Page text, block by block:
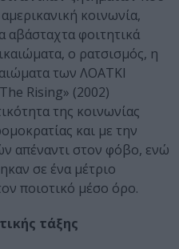
κοινωνία,
αβάσταχτα φοιτητικά
ο ρατσισμός, η
των ΛΟΑΤΚΙ
Rising» (2002)
της κοινωνίας
και με την
απέναντι στον φόβο, ενώ
σε ένα μέτριο
ποιοτικό μέσο όρο.
τάξης